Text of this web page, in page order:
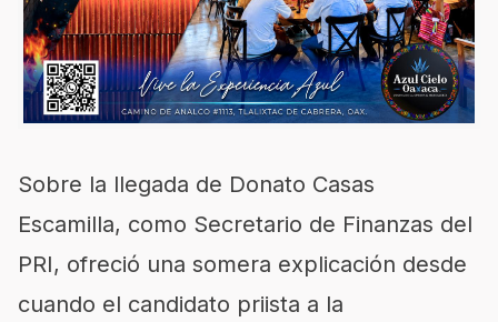
Sobre la llegada de Donato Casas
Escamilla, como Secretario de Finanzas del
PRI, ofreció una somera explicación desde
cuando el candidato priista a la